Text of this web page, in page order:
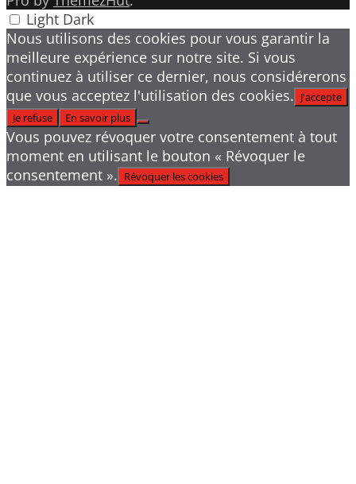
Light Dark
Nous utilisons des cookies pour vous garantir la
meilleure expérience sur notre site. Si vous
continuez à utiliser ce dernier, nous considérerons
que vous acceptez l'utilisation des cookies. J'accepte
Je refuse
En savoir plus
Vous pouvez révoquer votre consentement à tout
moment en utilisant le bouton « Révoquer le
consentement ». Révoquer les cookies